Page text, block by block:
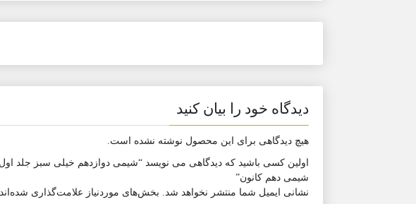
دیدگاه خود را بیان کنید
هیچ دیدگاهی برای این محصول نوشته نشده است.
شیمی دهم کانون”
نشانی ایمیل شما منتشر نخواهد شد.
بخش‌های موردنیاز علامت‌گذاری شده‌اند